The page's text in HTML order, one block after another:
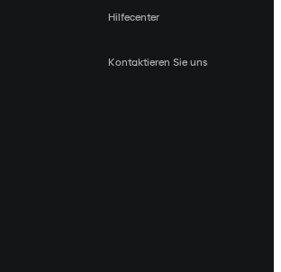
Hilfecenter
Kontaktieren Sie uns